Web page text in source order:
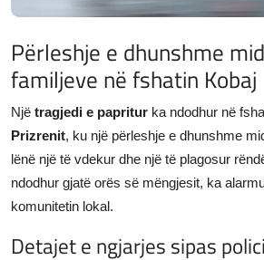
Shqip
Përleshje e dhunshme
familjeve në fshatin Kobaj
Një tragjedi e papritur ka ndodhur në
Prizrenit, ku një përleshje e dhunshme
lënë një të vdekur dhe një të plagosur
ndodhur gjatë orës së mëngjesit, ka
komunitetin lokal.
Detajet e ngjarjes sipas